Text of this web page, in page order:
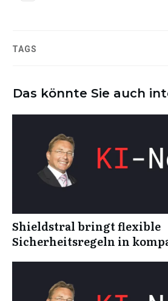
TAGS
Das könnte Sie auch
Shieldstral bringt flexible
Sicherheitsregeln in